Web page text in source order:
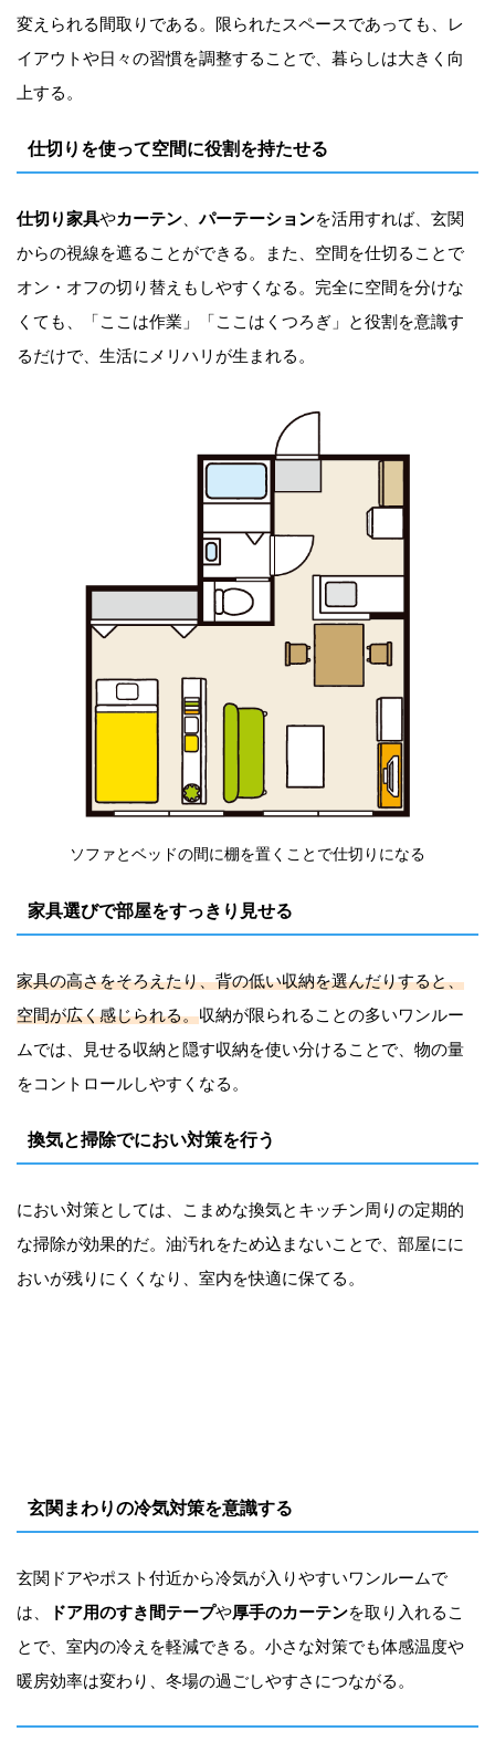
変えられる間取りである。限られたスペースであっても、レ
イアウトや日々の習慣を調整することで、暮らしは大きく向
上する。
仕切りを使って空間に役割を持たせる
仕切り家具やカーテン 、パーテーションを活用すれば、玄関
からの視線を遮ることができる。また、空間を仕切ることで
オン・オフの切り替えもしやすくなる。完全に空間を分けな
くても、「ここは作業」「ここはくつろぎ」と役割を意識す
るだけで、生活にメリハリが生まれる。
ソファとベッドの間に棚を置くことで仕切りになる
家具選びで部屋をすっきり見せる
家具の高さをそろえたり、背の低い収納を選んだりすると、
空間が広く感じられる。収納が限られることの多いワンルー
ムでは、見せる収納と隠す収納を使い分けることで、物の量
をコントロールしやすくなる。
換気と掃除でにおい対策を行う
におい対策としては、こまめな換気とキッチン周りの定期的
な掃除が効果的だ。油汚れをため込まないことで、部屋にに
おいが残りにくくなり、室内を快適に保てる。
玄関まわりの冷気対策を意識する
玄関ドアやポスト付近から冷気が入りやすいワンルームで
は、
ドア用のすき間テープや厚手のカーテンを取り入れるこ
とで、室内の冷えを軽減できる。小さな対策でも体感温度や
暖房効率は変わり、冬場の過ごしやすさにつながる。